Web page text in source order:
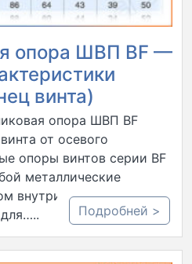
опора ШВП BF —
винта)
опора ШВП BF
от осевого
опоры винтов серии BF
металлические
внутри. Опоры этой
Подробней >